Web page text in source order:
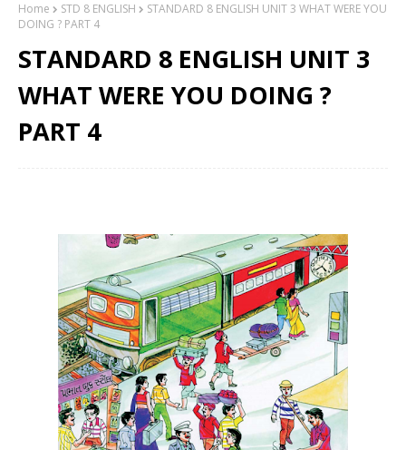
Home STD 8 ENGLISH
STANDARD 8 ENGLISH UNIT 3 WHAT WERE YOU
DOING ? PART 4
STANDARD 8 ENGLISH UNIT 3
WHAT WERE YOU DOING ?
PART 4